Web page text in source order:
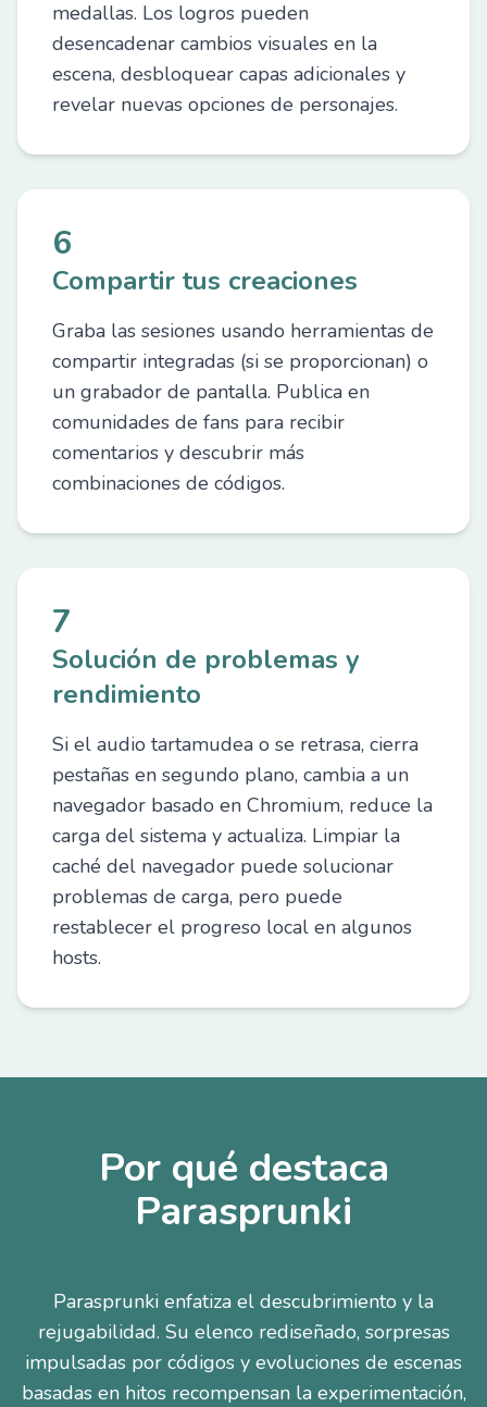
medallas. Los logros pueden
desencadenar cambios visuales en la
escena, desbloquear capas adicionales y
revelar nuevas opciones de personajes.
6
Compartir tus creaciones
Graba las sesiones usando herramientas de
compartir integradas (si se proporcionan) o
un grabador de pantalla. Publica en
comunidades de fans para recibir
comentarios y descubrir más
combinaciones de códigos.
7
Solución de problemas y
rendimiento
Si el audio tartamudea o se retrasa, cierra
pestañas en segundo plano, cambia a un
navegador basado en Chromium, reduce la
carga del sistema y actualiza. Limpiar la
caché del navegador puede solucionar
problemas de carga, pero puede
restablecer el progreso local en algunos
hosts.
Por qué destaca
Parasprunki
Parasprunki enfatiza el descubrimiento y la
rejugabilidad. Su elenco rediseñado, sorpresas
impulsadas por códigos y evoluciones de escenas
basadas en hitos recompensan la experimentación,